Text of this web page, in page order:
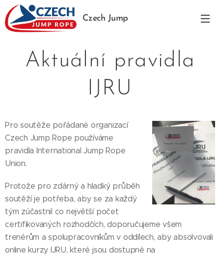
Czech Jump
Aktuální pravidla
IJRU
Pro soutěže pořádané organizací
Czech Jump Rope používáme
pravidla International Jump Rope
Union.
Protože pro zdárný a hladký průběh
soutěží je potřeba, aby se za každý
tým zúčastnil co největší počet
certifikovaných rozhodčích, doporučujeme všem
trenérům a spolupracovníkům v oddílech, aby absolvovali
online kurzy IJRU, které jsou dostupné na